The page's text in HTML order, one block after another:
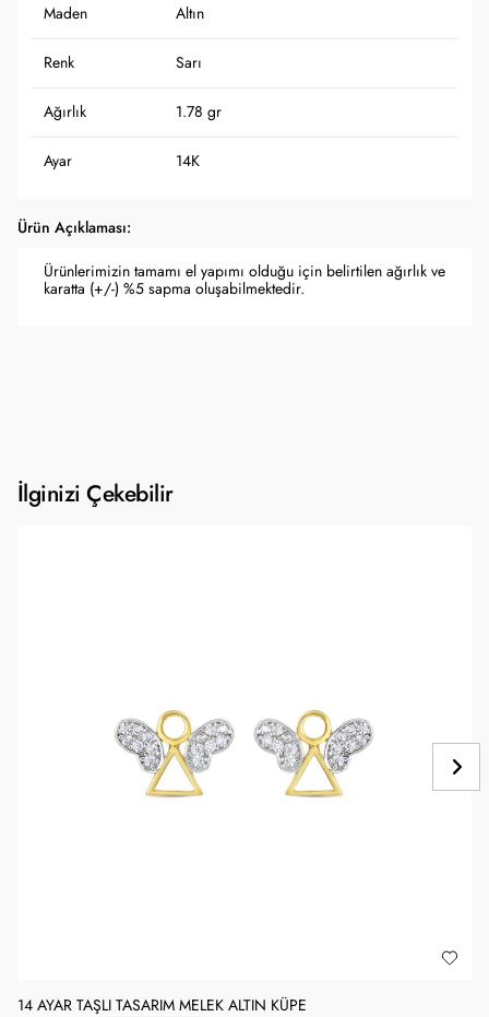
Maden Altın
Renk Sarı
Ağırlık 1.78 gr
Ayar 14K
Ürün Açıklaması:
Ürünlerimizin tamamı el yapımı olduğu için belirtilen ağırlık ve
karatta (+/-) %5 sapma oluşabilmektedir.
İlginizi Çekebilir
14 AYAR TAŞLI TASARIM MELEK ALTIN KÜPE